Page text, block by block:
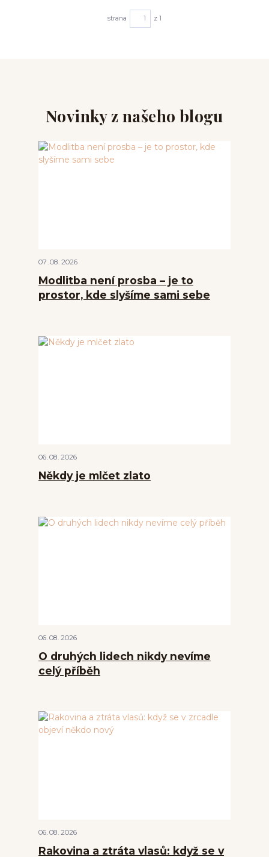
strana z 1
Novinky z našeho blogu
07 08 2026
Modlitba není prosba – je to
prostor, kde slyšíme sami sebe
06 08 2026
Někdy je mlčet zlato
06 08 2026
O druhých lidech nikdy nevíme
celý příběh
06 08 2026
Rakovina a ztráta vlasů: když se v